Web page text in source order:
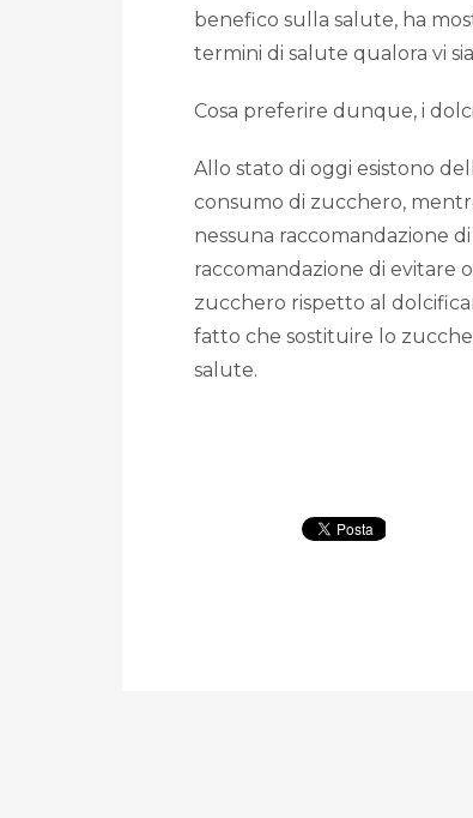
benefico sulla salute, ha
termini di salute qualora vi
Cosa preferire dunque, i
Allo stato di oggi esistono
consumo di zucchero,
nessuna raccomandazione
raccomandazione di evitare
zucchero rispetto al
fatto che sostituire lo
salute.